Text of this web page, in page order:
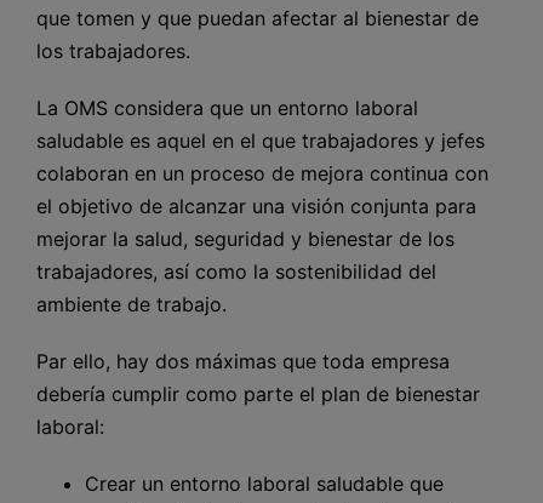
que tomen y que puedan afectar al bienestar de
los trabajadores.
La OMS considera que un entorno laboral
saludable es aquel en el que trabajadores y jefes
colaboran en un proceso de mejora continua con
el objetivo de alcanzar una visión conjunta para
mejorar la salud, seguridad y bienestar de los
trabajadores, así como la sostenibilidad del
ambiente de trabajo.
Par ello, hay dos máximas que toda empresa
debería cumplir como parte el plan de bienestar
laboral:
Crear un entorno laboral saludable que